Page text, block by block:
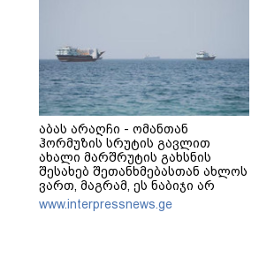
აბას არაღჩი - ომანთან
ჰორმუზის სრუტის გავლით
ახალი მარშრუტის გახსნის
შესახებ შეთანხმებასთან ახლოს
ვართ, მაგრამ, ეს ნაბიჯი არ
უნდა იქნას გაგებული, როგორც
ჰორმუზის სრუტის ხელახლა
www.interpressnews.ge